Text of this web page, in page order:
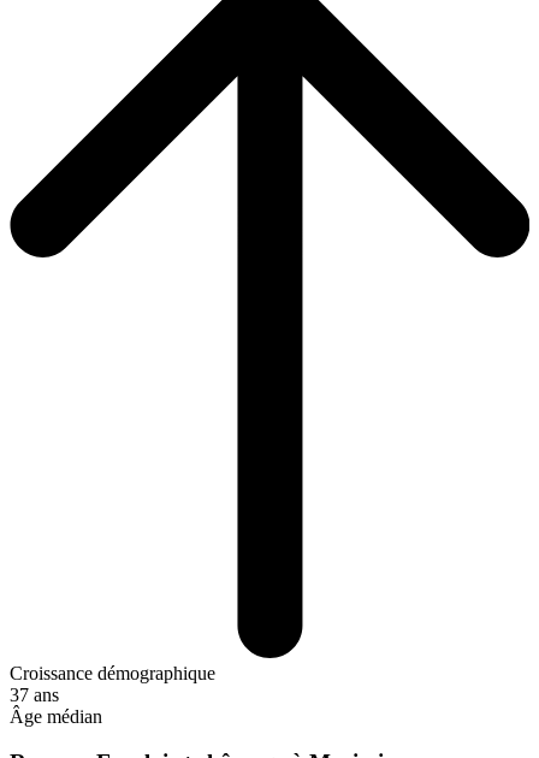
Croissance démographique
37 ans
Âge médian